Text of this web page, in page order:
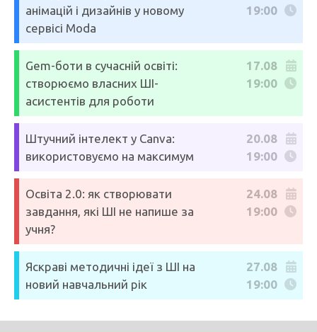
анімацій і дизайнів у новому
сервісі Moda
19:00
Gem-боти в сучасній освіті:
створюємо власних ШІ-
асистентів для роботи
17.08
19:00
Штучний інтелект у Canva:
використовуємо на максимум
20.08
19:00
Освіта 2.0: як створювати
завдання, які ШІ не напише за
учня?
24.08
19:00
Яскраві методичні ідеї з ШІ на
новий навчальний рік
27.08
19:00